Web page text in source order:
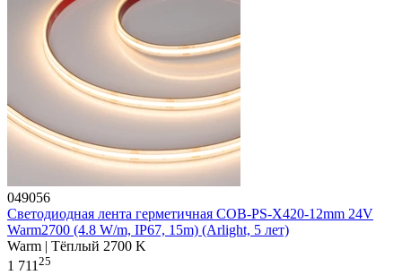
049056
Светодиодная лента герметичная COB-PS-X420-12mm 24V
Warm2700 (4.8 W/m, IP67, 15m) (Arlight, 5 лет)
Warm | Тёплый 2700 K
1 71125